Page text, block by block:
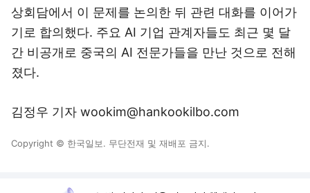
상회담에서 이 문제를 논의한 뒤 관련 대화를 이어가
기로 합의했다. 주요 AI 기업 관계자들도 최근 몇 달
간 비공개로 중국의 AI 전문가들을 만난 것으로 전해
졌다.
김정우 기자 wookim@hankookilbo.com
Copyright © 한국일보. 무단전재 및 재배포 금지.